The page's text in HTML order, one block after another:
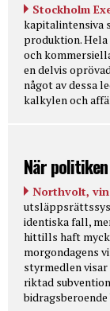
Stockholm
kapitalintensiva
produktion.
och
en delvis
något av dessa
kalkylen och
När
Northvolt,
identiska fall,
hittills haft
morgondagens
styrmedlen
riktad